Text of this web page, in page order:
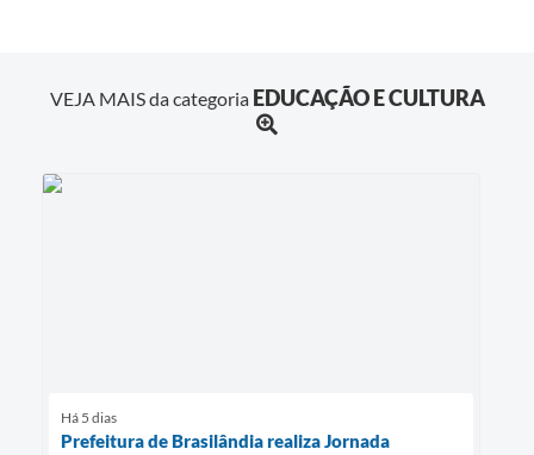
VEJA MAIS da categoria EDUCAÇÃO E CULTURA
Há 5 dias
Prefeitura de Brasilândia realiza Jornada